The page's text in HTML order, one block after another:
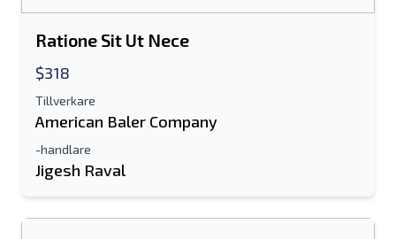
E-postadress
Mobil
Ratione Sit Ut Nece
$318
Tillverkare
American Baler Company
-handlare
Jigesh Raval
Textlista till mobil enhet
Ditt fullständiga namn
ytterligare information